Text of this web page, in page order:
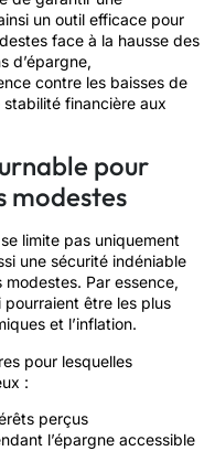
un outil efficace pour
face à la hausse des
d’épargne,
contre les baisses de
financière aux
pour
modestes
limite pas uniquement
une sécurité indéniable
Par essence,
être les plus
et l’inflation.
pour lesquelles
:
perçus
l’épargne accessible